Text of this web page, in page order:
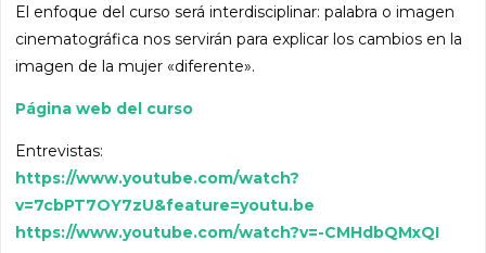
El enfoque del curso será interdisciplinar: palabra o imagen
cinematográfica nos servirán para explicar los cambios en la
imagen de la mujer «diferente».
Página web del curso
Entrevistas:
https://www.youtube.com/watch?
v=7cbPT7OY7zU&feature=youtu.be
https://www.youtube.com/watch?v=-CMHdbQMxQI